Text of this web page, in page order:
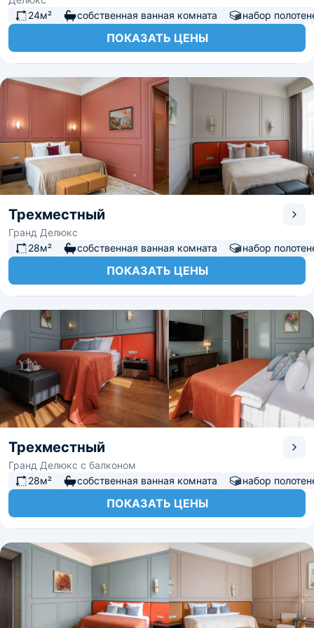
24м²
собственная ванная комната набор
ПОКАЗАТЬ ЦЕНЫ
Трехместный
Гранд Делюкс
28м²
собственная ванная комната набор
ПОКАЗАТЬ ЦЕНЫ
Трехместный
Гранд Делюкс с балконом
28м²
собственная ванная комната набор
ПОКАЗАТЬ ЦЕНЫ